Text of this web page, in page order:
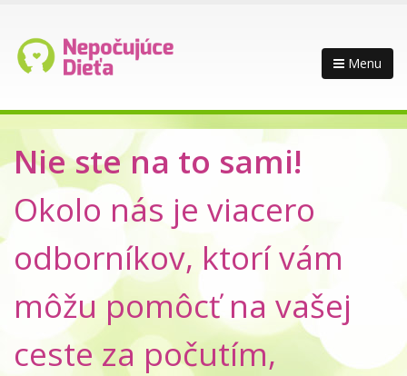
Menu
Nie ste na to sami!
Okolo nás je viacero
odborníkov, ktorí vám
môžu pomôcť na vašej
ceste za počutím,